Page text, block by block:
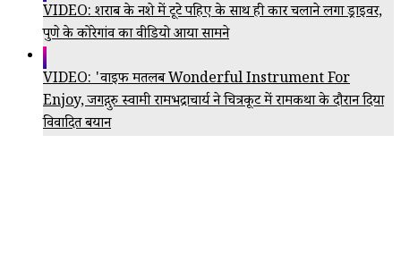
VIDEO: शराब के नशे में टूटे पहिए के साथ ही कार चलाने लगा ड्राइवर,
पुणे के कोरेगांव का वीडियो आया सामने
VIDEO: 'वाइफ मतलब Wonderful Instrument For
Enjoy, जगद्गुरु स्वामी रामभद्राचार्य ने चित्रकूट में रामकथा के दौरान दिया
विवादित बयान